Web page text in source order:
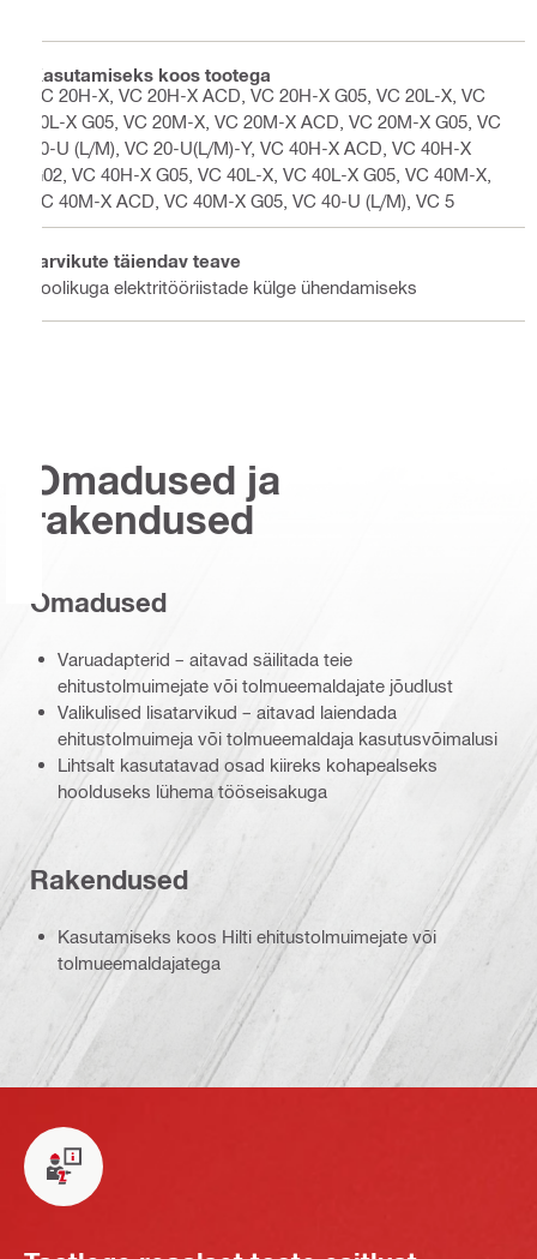
Kasutamiseks koos tootega
VC 20H-X, VC 20H-X ACD, VC 20H-X G05, VC 20L-X, VC
20L-X G05, VC 20M-X, VC 20M-X ACD, VC 20M-X G05, VC
20-U (L/M), VC 20-U(L/M)-Y, VC 40H-X ACD, VC 40H-X
G02, VC 40H-X G05, VC 40L-X, VC 40L-X G05, VC 40M-X,
VC 40M-X ACD, VC 40M-X G05, VC 40-U (L/M), VC 5
Tarvikute täiendav teave
Voolikuga elektritööriistade külge ühendamiseks
Omadused ja
rakendused
Omadused
Varuadapterid – aitavad säilitada teie
ehitustolmuimejate või tolmueemaldajate jõudlust
Valikulised lisatarvikud – aitavad laiendada
ehitustolmuimeja või tolmueemaldaja kasutusvõimalusi
Lihtsalt kasutatavad osad kiireks kohapealseks
hoolduseks lühema tööseisakuga
Rakendused
Kasutamiseks koos Hilti ehitustolmuimejate või
tolmueemaldajatega